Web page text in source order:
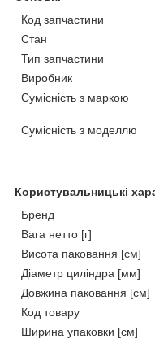
Код запчастини
Стан
Тип запчастини
Виробник
Сумісність з маркою
Сумісність з моделлю
Користувальницькі
Бренд
Вага нетто [г]
Висота паковання [см]
Діаметр циліндра [мм]
Довжина паковання [см]
Код товару
Ширина упаковки [см]